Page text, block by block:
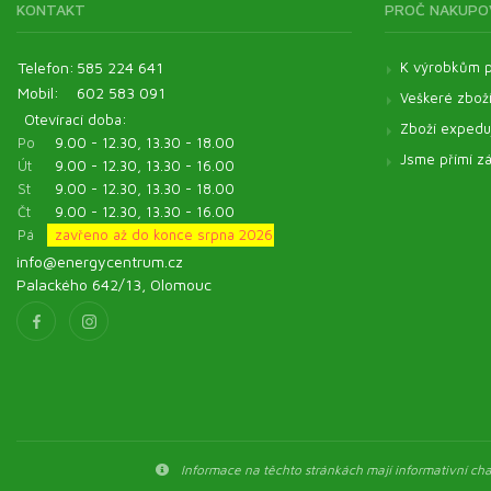
KONTAKT
Telefon: 585 224 641
Mobil:
602 583 091
Otevírací doba:
Po
9.00 - 12.30, 13.30 - 18.00
Út
9.00 - 12.30, 13.30 - 16.00
St
9.00 - 12.30, 13.30 - 18.00
Čt
9.00 - 12.30, 13.30 - 16.00
Pá
zavřeno až do konce srpna 2026
info@energycentrum.cz
Palackého 642/13, Olomouc
PROČ
K výrobkům
Veškeré
Zboží
Jsme přímí
Informace na těchto stránkách mají informativní